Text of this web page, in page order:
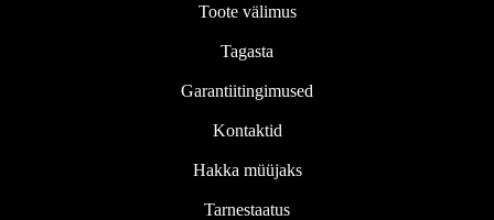
Toote välimus
Tagasta
Garantiitingimused
Kontaktid
Hakka müüjaks
Tarnestaatus